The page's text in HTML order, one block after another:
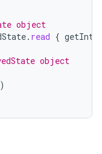
object
. read { getInt
object
)